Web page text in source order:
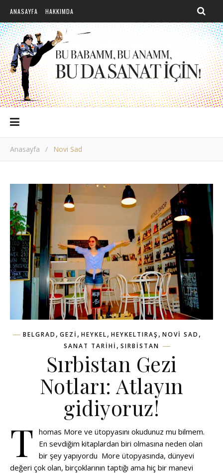
ANASAYFA HAKKIMDA
Anasayfa / Novi Sad
BELGRAD , GEZI , HEYKEL, HEYKELTIRAŞ , NOVI SAD ,
SANAT TARIHI , SIRBISTAN
Sırbistan Gezi
Notları: Atlayın
gidiyoruz!
T homas More ve ütopyasını okudunuz mu bilmem.
En sevdiğim kitaplardan biri olmasına neden olan
bir şey yapıyordu More ütopyasında, dünyevi
değeri çok olan, birçoklarının taptığı ama hiç bir manevi